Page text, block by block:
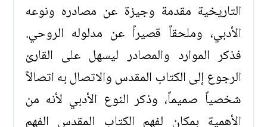
التاريخية مقدمة وجيزة عن مصادره ونوعه
الأدبي، وملحقاً قصيراً عن مدلوله الروحي.
فذكر الموارد والمصادر ليسهل على القارئ
الرجوع إلى الكتاب المقدس والاتصال به اتصالاً
شخصياً صميماً، وذكر النوع الأدبي لأنه من
الأهمية بمكان لفهم الكتاب المقدس الفهم